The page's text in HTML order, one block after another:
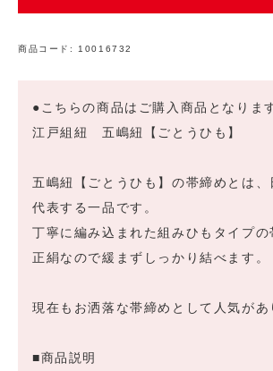
商品コード: 10016732
●こちらの商品はご購入商品となりま
江戸組紐 五嶋紐【ごとうひも】
五嶋紐【ごとうひも】の帯締めとは、
代表する一品です。
丁寧に編み込まれた組みひもタイプの
正絹なので緩まずしっかり結べます。
現在もお洒落な帯締めとして人気があ
■商品説明